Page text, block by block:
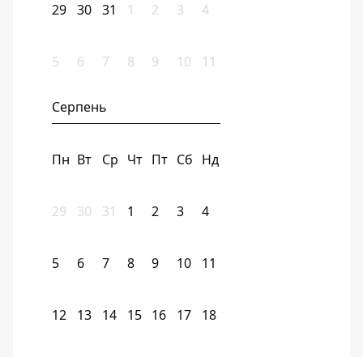
29 30 31 1 2 3 4
5 6 7 8 9 10 11
Серпень
Пн Вт Ср Чт Пт Сб Нд
29 30 31 1 2 3 4
5 6 7 8 9 10 11
12 13 14 15 16 17 18